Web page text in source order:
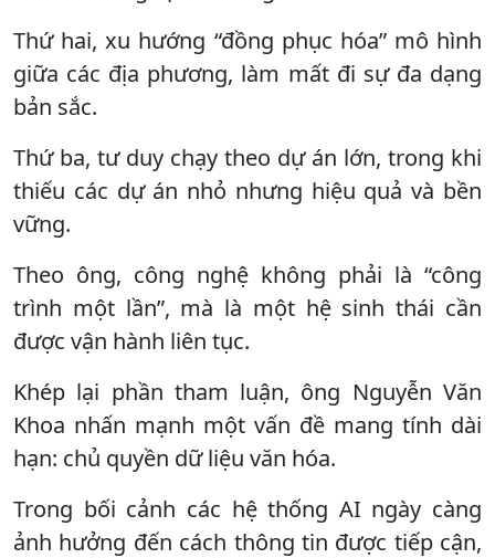
Thứ hai, xu hướng “đồng phục hóa” mô hình
giữa các địa phương, làm mất đi sự đa dạng
bản sắc.
Thứ ba, tư duy chạy theo dự án lớn, trong khi
thiếu các dự án nhỏ nhưng hiệu quả và bền
vững.
Theo ông, công nghệ không phải là “công
trình một lần”, mà là một hệ sinh thái cần
được vận hành liên tục.
Khép lại phần tham luận, ông Nguyễn Văn
Khoa nhấn mạnh một vấn đề mang tính dài
hạn: chủ quyền dữ liệu văn hóa.
Trong bối cảnh các hệ thống AI ngày càng
ảnh hưởng đến cách thông tin được tiếp cận,